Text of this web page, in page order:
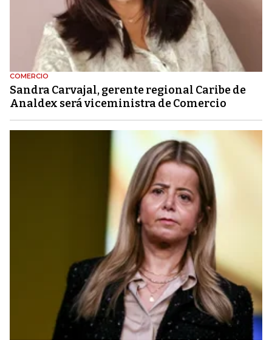
COMERCIO
Sandra Carvajal, gerente regional Caribe de
Analdex será viceministra de Comercio